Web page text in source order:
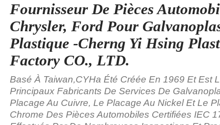
Fournisseur De Pièces
Chrysler, Ford Pour
Plastique -Cherng Yi Hsing
Factory CO., LTD.
Basé À Taiwan,CYHa Été Créée En 1969 Et Est
Principaux Fabricants De Services De
Placage Au Cuivre, Le Placage Au Nickel Et Le
Chrome Des Pièces Automobiles Certifiées IEC